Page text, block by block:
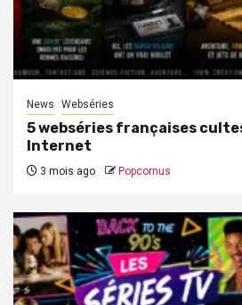
News Webséries
5 webséries françaises
Internet
3 mois ago Popcornus